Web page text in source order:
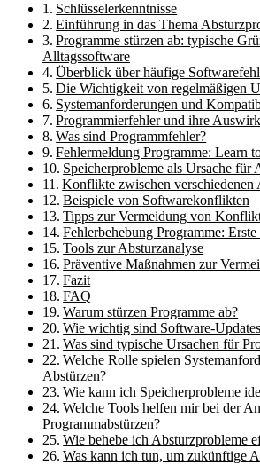
Schlüsselerkenntnisse
Einführung in das Thema
Programme stürzen ab: typische
Alltagssoftware
Überblick über häufige
Die Wichtigkeit von regelmäßigen
Systemanforderungen und
Programmierfehler und ihre
Was sind Programmfehler?
Fehlermeldung Programme: Learn
Speicherprobleme als Ursache für
Konflikte zwischen verschiedenen
Beispiele von Softwarekonflikten
Tipps zur Vermeidung von
Fehlerbehebung Programme:
Tools zur Absturzanalyse
Präventive Maßnahmen zur
Fazit
FAQ
Warum stürzen Programme ab?
Wie wichtig sind Software-
Was sind typische Ursachen für
Welche Rolle spielen
Abstürzen?
Wie kann ich Speicherprobleme
Welche Tools helfen mir bei der
Programmabstürzen?
Wie behebe ich Absturzprobleme
Was kann ich tun, um zukünftige